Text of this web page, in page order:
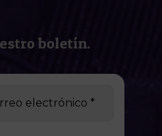
boletín.